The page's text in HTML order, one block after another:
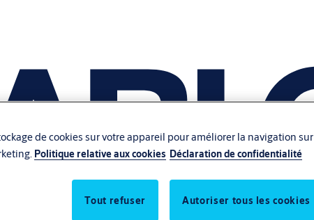
de cookies sur votre appareil pour améliorer la navigation sur
Politique relative aux cookies Déclaration de confidentialité
Tout refuser Autoriser tous les cookies